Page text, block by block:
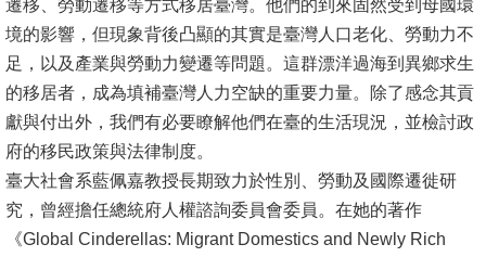
回
首
頁
臺
大
首
頁
遷移、勞動遷移等方式移居臺灣。他們的到來固然受到母國環
境的影響，但現象背後凸顯的其實是臺灣人口老化、勞動力不
足，以及產業與勞動力變遷等問題。這群漂洋過海到異鄉求生
的移居者，成為填補臺灣人力空缺的重要力量。除了感念其貢
獻與付出外，我們有必要瞭解他們在臺的生活現況，並檢討政
府的移民政策與法律制度。
臺大社會系藍佩嘉教授長期致力於性別、勞動及國際遷徙研
究，曾經擔任總統府人權諮詢委員會委員。在她的著作
《Global Cinderellas: Migrant Domestics and Newly Rich